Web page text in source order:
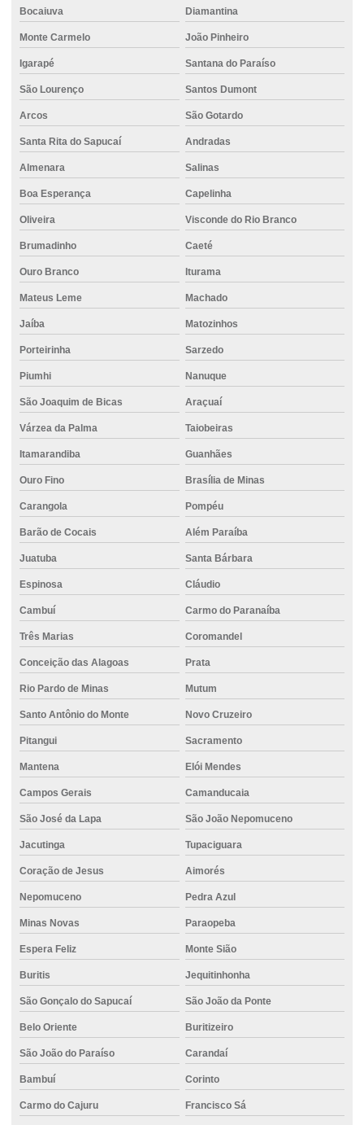
Concreto 30mpa
Concreto auto adensável
Concreto auto nivelante
Concreto bombeado
Concreto bombeado Betim
Concreto bombeado para laje
Concreto bombeado valor
Concreto bombeável
Concreto para construção civil
Concreto para construção de rodovias
Concreto com controle técnico
Concreto convencional
Concreto em divinopolis
Concreto dosado
Concreto dosado em central
Concreto para estaca hélice contínua
Concreto para estruturas pré-moldadas
Concreto com fibra de vidro
Concreto para fundação
Concreto para fundação traço
Concreto com gelo
Concreto para grandes obras
Concreto impermeável
Concreto em itauna
Concreto para muro de arrimo
Concreto em nova serrana
Concreto piso
Concreto piso externo
Concreto piso garagem
Concreto para piso industrial
Concreto piso polido
Concreto pronto
Concreto pronto caminhão
Concreto pronto para fundações
Bocaiuva Diamantina
Monte Carmelo João Pinheiro
Igarapé Santana do Paraíso
São Lourenço Santos Dumont
Arcos São Gotardo
Santa Rita do Sapucaí Andradas
Almenara Salinas
Boa Esperança Capelinha
Oliveira Visconde do Rio Branco
Brumadinho Caeté
Ouro Branco Iturama
Mateus Leme Machado
Jaíba Matozinhos
Porteirinha Sarzedo
Piumhi Nanuque
São Joaquim de Bicas Araçuaí
Várzea da Palma Taiobeiras
Itamarandiba Guanhães
Ouro Fino Brasília de Minas
Carangola Pompéu
Barão de Cocais Além Paraíba
Juatuba Santa Bárbara
Espinosa Cláudio
Cambuí Carmo do Paranaíba
Três Marias Coromandel
Conceição das Alagoas Prata
Rio Pardo de Minas Mutum
Santo Antônio do Monte Novo Cruzeiro
Pitangui Sacramento
Mantena Elói Mendes
Campos Gerais Camanducaia
São José da Lapa São João Nepomuceno
Jacutinga Tupaciguara
Coração de Jesus Aimorés
Nepomuceno Pedra Azul
Minas Novas Paraopeba
Espera Feliz Monte Sião
Buritis Jequitinhonha
São Gonçalo do Sapucaí São João da Ponte
Belo Oriente Buritizeiro
São João do Paraíso Carandaí
Bambuí Corinto
Carmo do Cajuru Francisco Sá